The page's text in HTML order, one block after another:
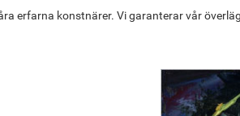
erfarna konstnärer. Vi garanterar vår